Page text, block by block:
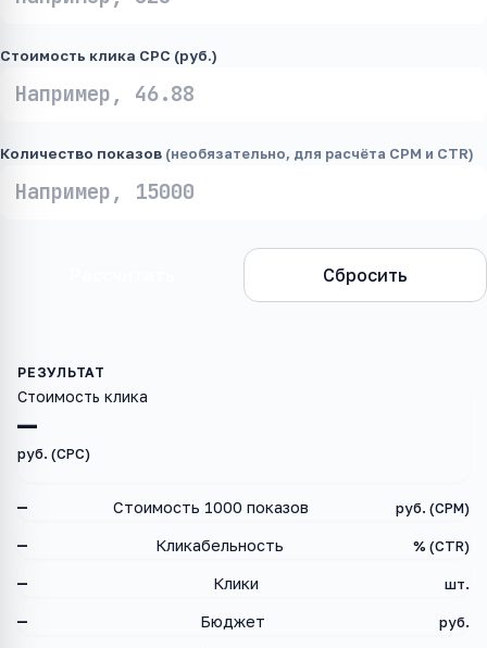
Стоимость клика CPC (руб.)
Количество показов (необязательно, для расчёта CPM и CTR)
Сбросить
—
Стоимость клика
руб. (CPC)
— Стоимость 1000 показов руб. (CPM)
— Кликабельность % (CTR)
— Клики шт.
— Бюджет руб.